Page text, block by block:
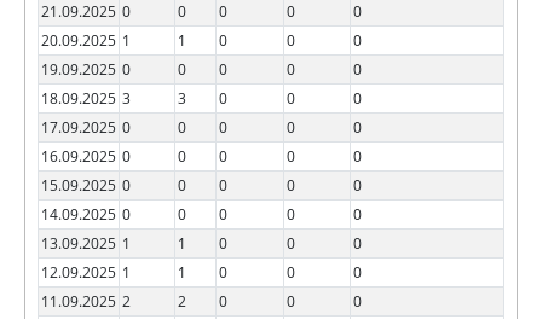
21.09.2025 0 0 0 0
0
20.09.2025 1 1 0 0
0
19.09.2025 0 0 0 0
0
18.09.2025 3 3 0 0
0
17.09.2025 0 0 0 0
0
16.09.2025 0 0 0 0
0
15.09.2025 0 0 0 0
0
14.09.2025 0 0 0 0
0
13.09.2025 1 1 0 0
0
12.09.2025 1 1 0 0
0
11.09.2025 2 2 0 0
0